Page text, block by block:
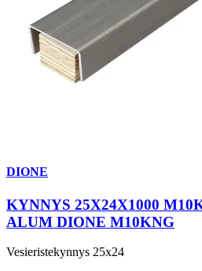
DIONE
KYNNYS 25X24X1000
ALUM DIONE M10KNG
Vesieristekynnys 25x24